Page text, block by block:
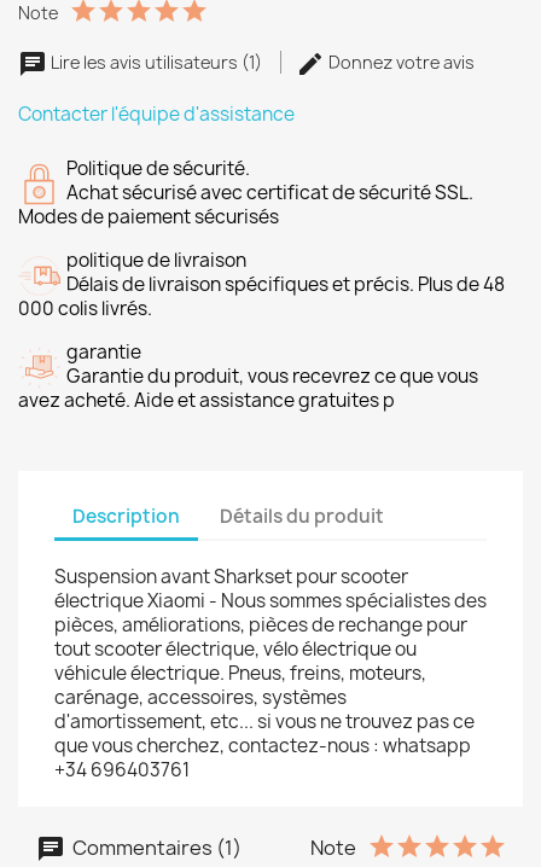
Note
Lire les avis utilisateurs (1) Donnez votre avis
Contacter l'équipe d'assistance
Politique de sécurité.
Achat sécurisé avec certificat de sécurité SSL.
Modes de paiement sécurisés
politique de livraison
Délais de livraison spécifiques et précis. Plus de 48
000 colis livrés.
garantie
Garantie du produit, vous recevrez ce que vous
avez acheté. Aide et assistance gratuites p
Description Détails du produit
Suspension avant Sharkset pour scooter
électrique Xiaomi - Nous sommes spécialistes des
pièces, améliorations, pièces de rechange pour
tout scooter électrique, vélo électrique ou
véhicule électrique. Pneus, freins, moteurs,
carénage, accessoires, systèmes
d'amortissement, etc... si vous ne trouvez pas ce
que vous cherchez, contactez-nous : whatsapp
+34 696403761
Commentaires (1) Note